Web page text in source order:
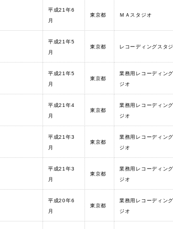
平成21年6
月
東京都 ＭＡスタジオ
平成21年5
月
東京都 レコーディングスタ
平成21年5
月
東京都
業務用レコーディン
ジオ
平成21年4
月
東京都
業務用レコーディン
ジオ
平成21年3
月
東京都
業務用レコーディン
ジオ
平成21年3
月
東京都
業務用レコーディン
ジオ
平成20年6
月
東京都
業務用レコーディン
ジオ